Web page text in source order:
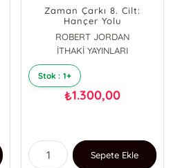
Zaman Çarkı 8. Cilt:
Hançer Yolu
ROBERT JORDAN
İTHAKİ YAYINLARI
Stok : 1+
₺1.300,00
Sepete Ekle